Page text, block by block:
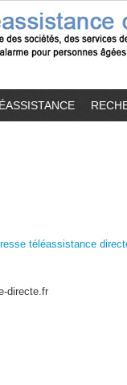
téléassistance
directe.fr